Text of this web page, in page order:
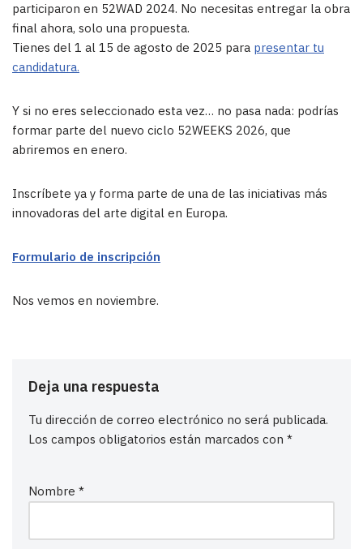
participaron en 52WAD 2024. No necesitas entregar la obra
final ahora, solo una propuesta.
Tienes del 1 al 15 de agosto de 2025 para presentar tu
candidatura.
Y si no eres seleccionado esta vez… no pasa nada: podrías
formar parte del nuevo ciclo 52WEEKS 2026, que
abriremos en enero.
Inscríbete ya y forma parte de una de las iniciativas más
innovadoras del arte digital en Europa.
Formulario de inscripción
Nos vemos en noviembre.
Deja una respuesta
Tu dirección de correo electrónico no será publicada.
Los campos obligatorios están marcados con *
Nombre *